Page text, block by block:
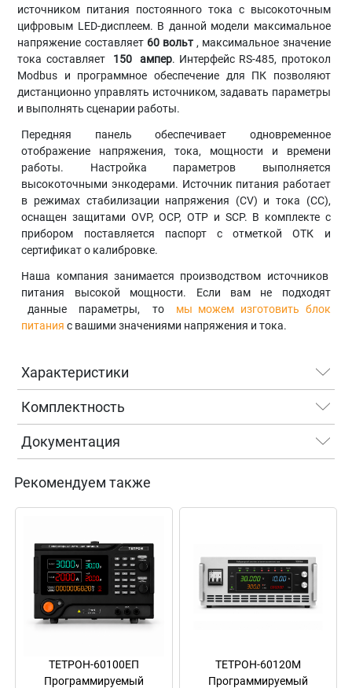
источником питания постоянного тока с высокоточным
цифровым LED-дисплеем. В данной модели максимальное
напряжение составляет 60 вольт , максимальное значение
тока составляет
150 ампер. Интерфейс RS-485, протокол
Modbus и программное обеспечение для ПК позволяют
дистанционно управлять источником, задавать параметры
и выполнять сценарии работы.
Передняя панель обеспечивает одновременное
отображение напряжения, тока, мощности и времени
работы. Настройка параметров выполняется
высокоточными энкодерами. Источник питания работает
в режимах стабилизации напряжения (CV) и тока (CC),
оснащен защитами OVP, OCP, OTP и SCP. В комплекте с
прибором поставляется паспорт с отметкой ОТК и
сертификат о калибровке.
Наша компания занимается производством источников
питания высокой мощности. Если вам не подходят
данные параметры, то мы можем изготовить блок
питания с вашими значениями напряжения и тока.
Характеристики
Комплектность
Документация
Рекомендуем также
ТЕТРОН-60100ЕП
Программируемый
ТЕТРОН-60120М
Программируемый